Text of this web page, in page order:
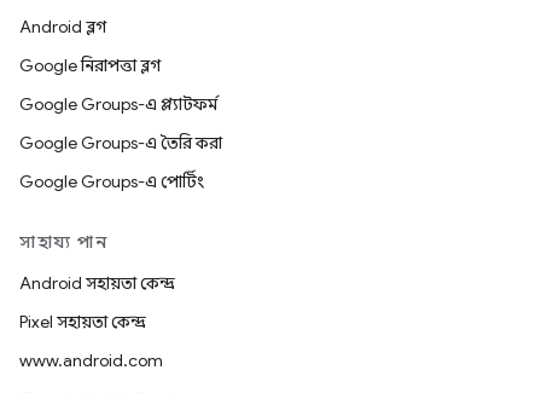
Android ব্লগ
Google নিরাপত্তা ব্লগ
Google Groups-এ প্ল্যাটফর্ম
Google Groups-এ তৈরি করা
Google Groups-এ পোর্টিং
সাহায্য পান
Android সহায়তা কেন্দ্র
Pixel সহায়তা কেন্দ্র
www.android.com